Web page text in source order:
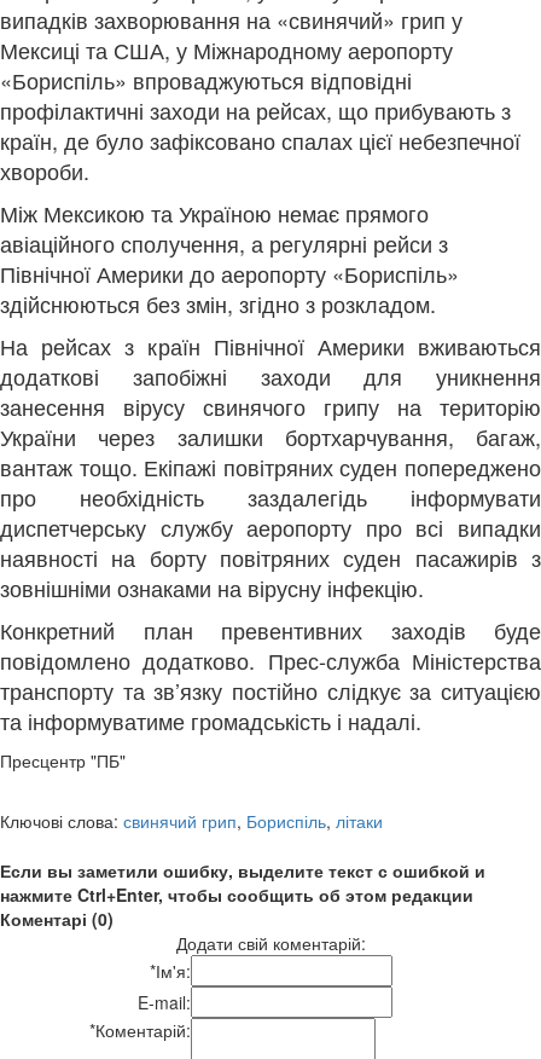
випадків захворювання на «свинячий» грип у
Мексиці та США, у Міжнародному аеропорту
«Бориспіль» впроваджуються відповідні
профілактичні заходи на рейсах, що прибувають з
країн, де було зафіксовано спалах цієї небезпечної
хвороби.
Між Мексикою та Україною немає прямого
авіаційного сполучення, а регулярні рейси з
Північної Америки до аеропорту «Бориспіль»
здійснюються без змін, згідно з розкладом.
На рейсах з країн Північної Америки вживаються
додаткові запобіжні заходи для уникнення
занесення вірусу свинячого грипу на територію
України через залишки бортхарчування, багаж,
вантаж тощо. Екіпажі повітряних суден попереджено
про необхідність заздалегідь інформувати
диспетчерську службу аеропорту про всі випадки
наявності на борту повітряних суден пасажирів з
зовнішніми ознаками на вірусну інфекцію.
Конкретний план превентивних заходів буде
повідомлено додатково. Прес-служба Міністерства
транспорту та зв’язку постійно слідкує за ситуацією
та інформуватиме громадськість і надалі.
Пресцентр "ПБ"
Ключові слова: свинячий грип, Бориспіль, літаки
Если вы заметили ошибку, выделите текст с ошибкой и
нажмите Ctrl+Enter, чтобы сообщить об этом редакции
Коментарі (0)
Додати свій коментарій:
*Ім'я:
E-mail:
*Коментарій: